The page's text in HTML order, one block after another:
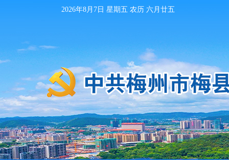
2026年8月7日 星期五 农历 六月廿五